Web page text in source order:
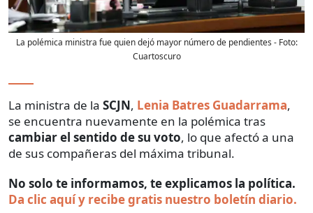
La polémica ministra fue quien dejó mayor número de pendientes - Foto:
Cuartoscuro
La ministra de la SCJN, Lenia Batres Guadarrama,
se encuentra nuevamente en la polémica tras
cambiar el sentido de su voto, lo que afectó a una
de sus compañeras del máxima tribunal.
No solo te informamos, te explicamos la política.
Da clic aquí y recibe gratis nuestro boletín diario.